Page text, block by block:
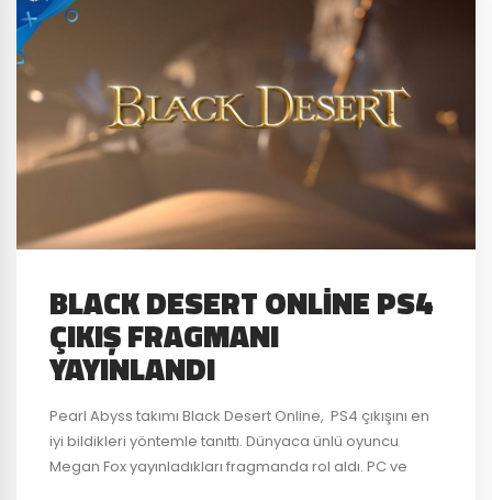
BLACK DESERT ONLINE PS4
ÇIKIŞ FRAGMANI
YAYINLANDI
Pearl Abyss takımı Black Desert Online, PS4 çıkışını en
iyi bildikleri yöntemle tanıttı. Dünyaca ünlü oyuncu
Megan Fox yayınladıkları fragmanda rol aldı. PC ve